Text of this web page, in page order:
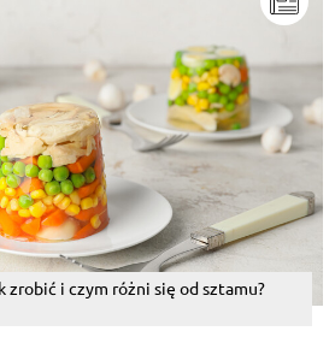
zrobić i czym różni się od sztamu?